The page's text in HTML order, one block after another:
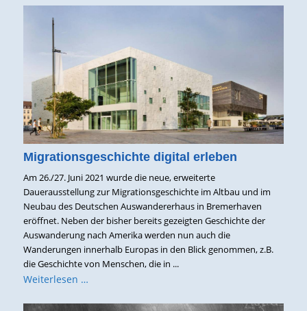
Migrationsgeschichte digital erleben
Am 26./27. Juni 2021 wurde die neue, erweiterte
Dauerausstellung zur Migrationsgeschichte im Altbau und im
Neubau des Deutschen Auswandererhaus in Bremerhaven
eröffnet. Neben der bisher bereits gezeigten Geschichte der
Auswanderung nach Amerika werden nun auch die
Wanderungen innerhalb Europas in den Blick genommen, z.B.
die Geschichte von Menschen, die in ...
Weiterlesen …